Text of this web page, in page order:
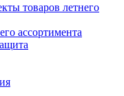
товаров летнего
ассортимента